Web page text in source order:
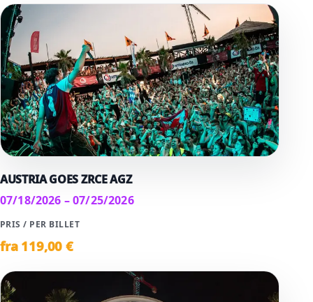
AUSTRIA GOES ZRCE AGZ
07/18/2026 – 07/25/2026
PRIS / PER BILLET
fra 119,00 €